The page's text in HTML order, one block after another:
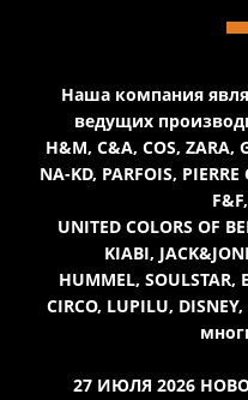
Наша компания
ведущих
H&M, C&A, COS, ZARA,
NA-KD, PARFOIS,
UNITED COLORS OF
KIABI,
HUMMEL, SOULSTAR,
CIRCO, LUPILU,
27 ИЮЛЯ 2026